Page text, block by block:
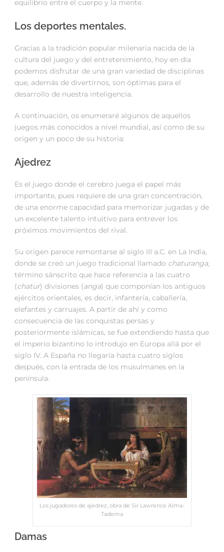
equilibrio entre el cuerpo y la mente.
Los deportes mentales.
Gracias a la tradición popular milenaria nacida de la
cultura del juego y del entretenimiento, hoy en día
podemos disfrutar de una gran variedad de disciplinas
que, además de divertirnos, son óptimas para el
desarrollo de nuestra inteligencia.
A continuación, os enumeraré algunos de aquellos
juegos más conocidos a nivel mundial, así como de su
origen y un poco de su historia:
Ajedrez
Es el juego donde el cerebro juega el papel más
importante, pues requiere de una gran concentración,
de una enorme capacidad para memorizar jugadas y de
un excelente talento intuitivo para entrever los
próximos movimientos del rival.
Su origen parece remontarse al siglo III a.C. en La India,
donde se creó un juego tradicional llamado chaturanga,
término sánscrito que hace referencia a las cuatro
(chatur) divisiones (anga) que componían los antiguos
ejércitos orientales, es decir, infantería, caballería,
elefantes y carruajes. A partir de ahí y como
consecuencia de las conquistas persas y
posteriormente islámicas, se fue extendiendo hasta que
el imperio bizantino lo introdujo en Europa allá por el
siglo IV. A España no llegaría hasta cuatro siglos
después, con la entrada de los musulmanes en la
península.
Los jugadores de ajedrez, obra de Sir Lawrence Alma-
Tadema
Damas